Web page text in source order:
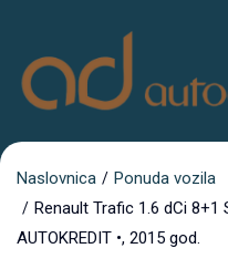
Naslovnica
Ponuda vozila
Renault Trafic 1.6 dCi 8+1
AUTOKREDIT •, 2015 god.